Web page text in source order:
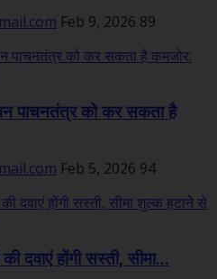
Feb 9, 2026 89
पाचनतंत्र को कर सकता है
Feb 5, 2026 94
दवाएं होंगी सस्ती, सीमा...